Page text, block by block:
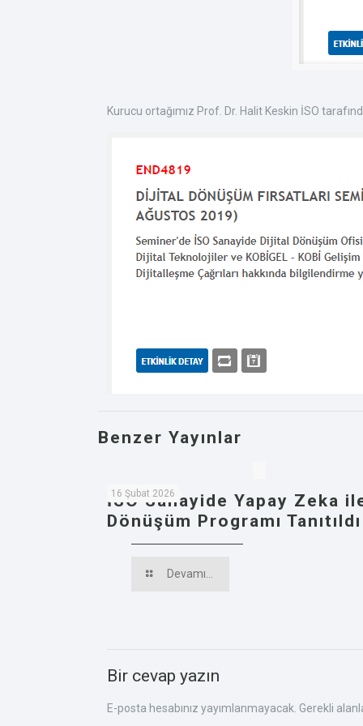
Kurucu ortağımız Prof. Dr. Halit Keskin İSO
Benzer Yayınlar
16 Şubat 2026
İSO Sanayide Yapay Zeka
Dönüşüm Programı Tanıtıldı
Devamı...
Bir cevap yazın
E-posta hesabınız yayımlanmayacak. Gerekli